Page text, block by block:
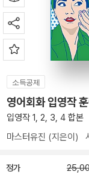
소득공제
영어회화 입영작
입영작 1, 2, 3, 4 합본
마스터유진 (지은이)
정가